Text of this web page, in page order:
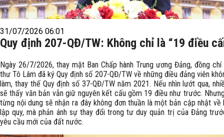
31/07/2026 06:01
Quy định 207-QĐ/TW: Không chỉ là “19 điều
Ngày 26/7/2026, thay mặt Ban Chấp hành Trung ương Đảng, đồng chí
thư Tô Lâm đã ký Quy định số 207-QĐ/TW về những điều đảng viên
làm, thay thế Quy định số 37-QĐ/TW năm 2021. Nếu nhìn lướt qua,
sẽ thấy văn bản vẫn giữ nguyên kết cấu gồm 19 điều như trước.
từng nội dung sẽ nhận ra đây không đơn thuần là một bản cập nhật về
lập quy, mà phản ánh sự thay đổi trong tư duy quản trị của Đảng
yêu cầu mới của đất nước.